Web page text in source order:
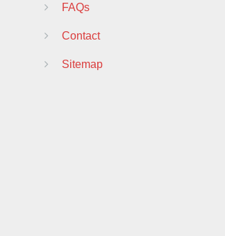
FAQs
Contact
Sitemap